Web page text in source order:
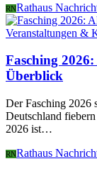
RNRathaus
Veranstaltungen &
Fasching
Überblick
Der Fasching 2026
Deutschland
2026 ist…
RNRathaus